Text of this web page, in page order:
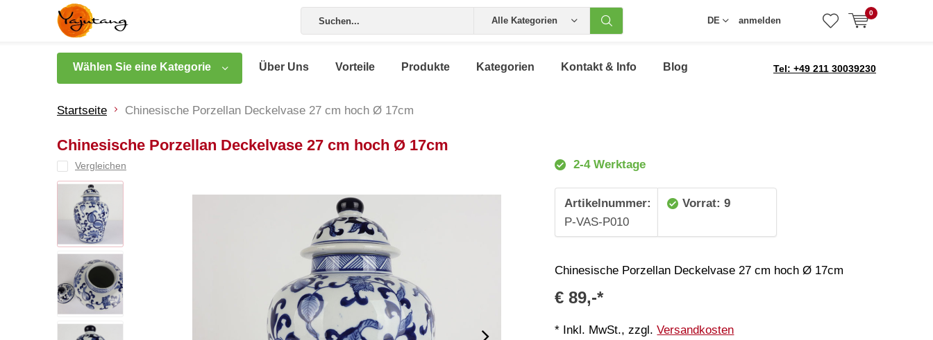
Alle Kategorien DE anmelden
0
Wählen Sie eine Kategorie Über Uns Vorteile Produkte Kategorien Kontakt & Info Blog Tel: +49 211 30039230
Startseite Chinesische Porzellan Deckelvase 27 cm hoch Ø 17cm
Chinesische Porzellan Deckelvase 27 cm hoch Ø 17cm
Vergleichen 2-4 Werktage
Artikelnummer:
P-VAS-P010
Vorrat: 9
Chinesische Porzellan Deckelvase 27 cm hoch Ø 17cm
€ 89,-*
* Inkl. MwSt., zzgl.Versandkosten